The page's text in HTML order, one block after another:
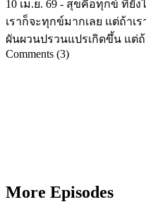
10 เม.ย. 69 - สุขคือทุกข์ ที่ยั
เราก็จะทุกข์มากเลย แต่ถ้า
ผันผวนปรวนแปรเกิดขึ้น แต่
Comments (3)
More Episodes